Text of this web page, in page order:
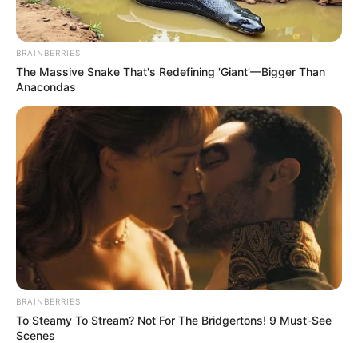
BRAINBERRIES
The Massive Snake That's Redefining 'Giant'—Bigger Than
Anacondas
BRAINBERRIES
To Steamy To Stream? Not For The Bridgertons! 9 Must-See
Scenes